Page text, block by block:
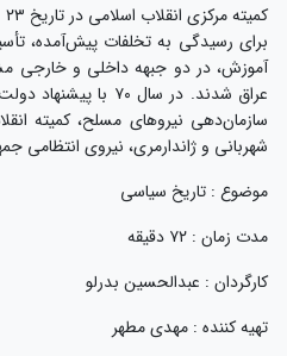
برای رسیدگی به تخلفات پیش‌آمده،
آموزش، در دو جبهه داخلی و خارجی
عراق شدند. در سال
سازمان‌دهی نیروهای مسلح، کمیته
شهربانی و ژاندارمری، نیروی انتظامی
موضوع : تاریخ سیاسی
مدت زمان : ۷۲ دقیقه
کارگردان : عبدالحسین بدرلو
تهیه کننده : مهدی مطهر